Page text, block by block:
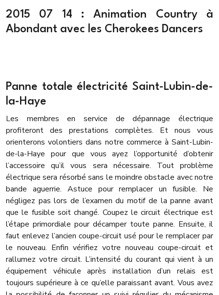
2015 07 14 : Animation Country à
Abondant avec les Cherokees Dancers
Panne totale électricité Saint-Lubin-de-
la-Haye
Les membres en service de dépannage électrique
profiteront des prestations complètes. Et nous vous
orienterons volontiers dans notre commerce à Saint-Lubin-
de-la-Haye pour que vous ayez l’opportunité d’obtenir
l’accessoire qu’il vous sera nécessaire. Tout problème
électrique sera résorbé sans le moindre obstacle avec notre
bande aguerrie. Astuce pour remplacer un fusible. Ne
négligez pas lors de l’examen du motif de la panne avant
que le fusible soit changé. Coupez le circuit électrique est
l’étape primordiale pour décamper toute panne. Ensuite, il
faut enlevez l’ancien coupe-circuit usé pour le remplacer par
le nouveau. Enfin vérifiez votre nouveau coupe-circuit et
rallumez votre circuit. L’intensité du courant qui vient à un
équipement véhicule après installation d’un relais est
toujours supérieure à ce qu’elle paraissant avant. Vous avez